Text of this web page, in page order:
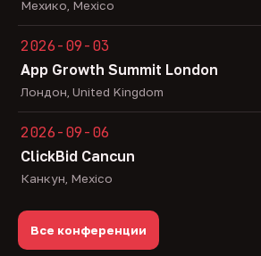
Мехико, Mexico
2026-09-03
App Growth Summit London
Лондон, United Kingdom
2026-09-06
ClickBid Cancun
Канкун, Mexico
Все конференции